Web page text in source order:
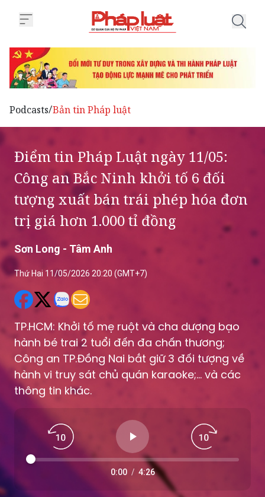
Podcasts/Bản tin Pháp luật
Điểm tin Pháp Luật ngày 11/05:
Công an Bắc Ninh khởi tố 6 đối
tượng xuất bán trái phép hóa đơn
trị giá hơn 1.000 tỉ đồng
Sơn Long - Tâm Anh
Thứ Hai 11/05/2026 20:20 (GMT+7)
TP.HCM: Khởi tố mẹ ruột và cha dượng bạo
hành bé trai 2 tuổi đến đa chấn thương;
Công an TP.Đồng Nai bắt giữ 3 đối tượng về
hành vi truy sát chủ quán karaoke;... và các
thông tin khác.
0:00 / 4:26